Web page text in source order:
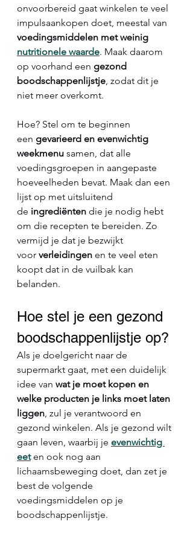
onvoorbereid gaat winkelen te veel
impulsaankopen doet, meestal van
voedingsmiddelen met weinig
nutritionele waarde. Maak daarom
op voorhand een gezond
boodschappenlijstje, zodat dit je
niet meer overkomt.
Hoe? Stel om te beginnen
een gevarieerd en evenwichtig
weekmenu samen, dat alle
voedingsgroepen in aangepaste
hoeveelheden bevat. Maak dan een
lijst op met uitsluitend
de ingrediënten die je nodig hebt
om die recepten te bereiden. Zo
vermijd je dat je bezwijkt
voor verleidingen en te veel eten
koopt dat in de vuilbak kan
belanden.
Hoe stel je een gezond
boodschappenlijstje op?
Als je doelgericht naar de
supermarkt gaat, met een duidelijk
idee van wat je moet kopen en
welke producten je links moet laten
liggen, zul je verantwoord en
gezond winkelen. Als je gezond wilt
gaan leven, waarbij je evenwichtig
eet en ook nog aan
lichaamsbeweging doet, dan zet je
best de volgende
voedingsmiddelen op je
boodschappenlijstje.